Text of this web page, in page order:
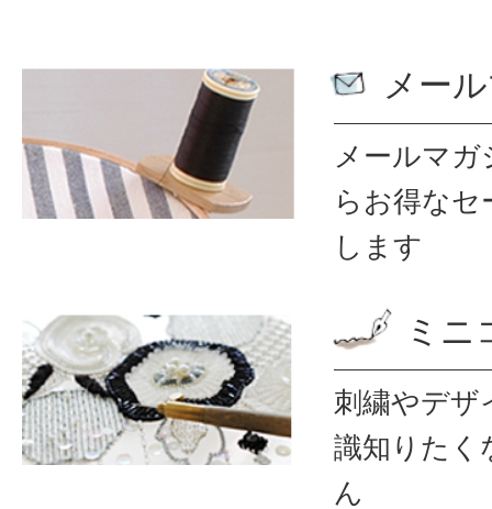
メー
メールマ
ら お得なセ
します
ミニ
刺繍やデザ
識知りたく
ん